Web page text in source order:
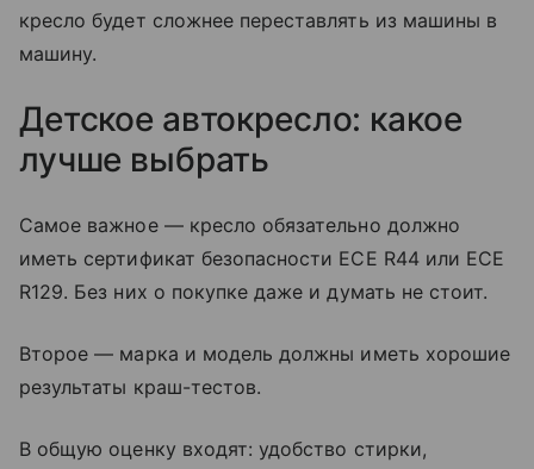
кресло будет сложнее переставлять из машины в
машину.
Детское автокресло: какое
лучше выбрать
Самое важное — кресло обязательно должно
иметь сертификат безопасности ECE R44 или ECE
R129. Без них о покупке даже и думать не стоит.
Второе — марка и модель должны иметь хорошие
результаты краш-тестов.
В общую оценку входят: удобство стирки,